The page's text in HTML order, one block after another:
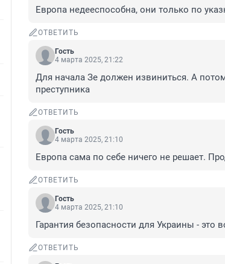
Европа недееспособна, они только по
ОТВЕТИТЬ
Гость
4 марта 2025, 21:22
Для начала Зе должен извиниться. А
преступника
ОТВЕТИТЬ
Гость
4 марта 2025, 21:10
Европа сама по себе ничего не решает.
ОТВЕТИТЬ
Гость
4 марта 2025, 21:10
Гарантия безопасности для Украины - это
ОТВЕТИТЬ